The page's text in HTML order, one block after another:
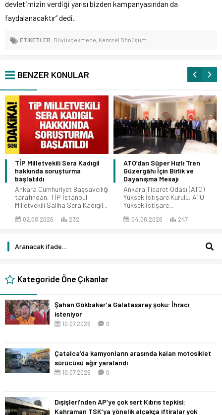
devletimizin verdiği yarısı bizden kampanyasından da
faydalanacaktır” dedi.
ETİKETLER: Büyükçekmece, Kentsel Dönüşüm
BENZER KONULAR
TİP Milletvekili Sera Kadıgil
hakkında soruşturma
başlatıldı
Ankara Cumhuriyet Başsavcılığı
tarafından, TİP İstanbul
Milletvekili Saliha Sera Kadıgil...
02.08.2026 232
ATO’dan Süper Hızlı Tren
Güzergâhı İçin Birlik ve
Dayanışma Mesajı
Ankara Ticaret Odası (ATO)
Yüksek İstişare Kurulu, ATO
Yüksek İstişare...
04.08.2026 247
Kategoride Öne Çıkanlar
Şahan Gökbakar’a Galatasaray şoku: İhracı
isteniyor
10.07.2026 0
Çatalca’da kamyonların arasında kalan motosiklet
sürücüsü ağır yaralandı
10.07.2026 0
Dışişleri’nden AP’ye çok sert Kıbrıs tepkisi:
Kahraman TSK’ya yönelik alçakça iftiralar yok